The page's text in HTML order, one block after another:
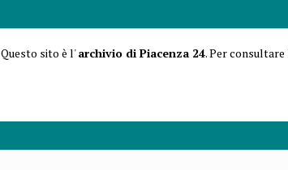
Questo sito è l'archivio di Piacenza 24. Per